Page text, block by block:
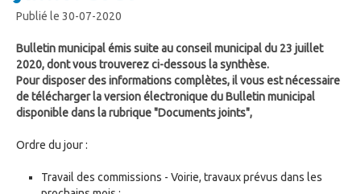
Publié le 30-07-2020
Bulletin municipal émis suite au conseil municipal du 23 juillet
2020, dont vous trouverez ci-dessous la synthèse.
Pour disposer des informations complètes, il vous est nécessaire
de télécharger la version électronique du Bulletin municipal
disponible dans la rubrique "Documents joints",
Ordre du jour :
Travail des commissions - Voirie, travaux prévus dans les